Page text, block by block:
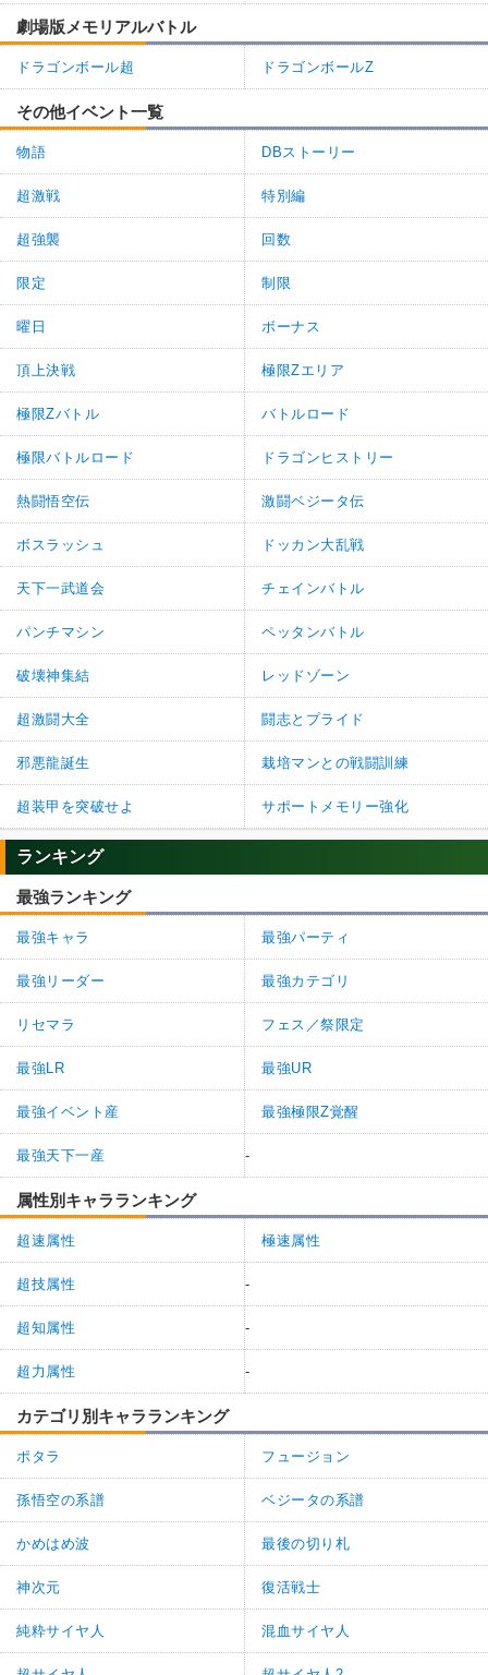
劇場版メモリアルバトル
ドラゴンボール超 ドラゴンボールZ
その他イベント一覧
物語 DBストーリー
超激戦 特別編
超強襲 回数
限定 制限
曜日 ボーナス
頂上決戦 極限Zエリア
極限Zバトル バトルロード
極限バトルロード ドラゴンヒストリー
熱闘悟空伝 激闘ベジータ伝
ボスラッシュ ドッカン大乱戦
天下一武道会 チェインバトル
パンチマシン ペッタンバトル
破壊神集結 レッドゾーン
超激闘大全 闘志とプライド
邪悪龍誕生 栽培マンとの戦闘訓練
超装甲を突破せよ サポートメモリー強化
ランキング
最強ランキング
最強キャラ 最強パーティ
最強リーダー 最強カテゴリ
リセマラ フェス／祭限定
最強LR 最強UR
最強イベント産 最強極限Z覚醒
最強天下一産 -
属性別キャラランキング
超速属性 極速属性
超技属性 -
超知属性 -
超力属性 -
カテゴリ別キャラランキング
ポタラ フュージョン
孫悟空の系譜 ベジータの系譜
かめはめ波 最後の切り札
神次元 復活戦士
純粋サイヤ人 混血サイヤ人